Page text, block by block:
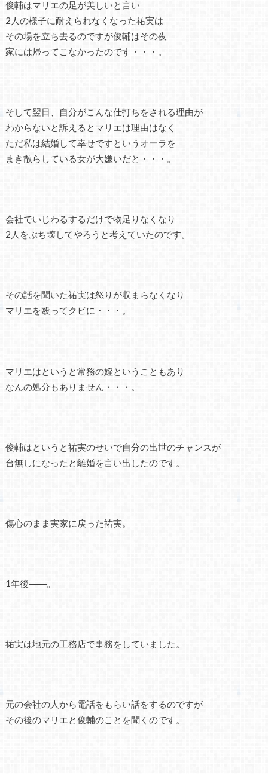
俊輔はマリエの足が美しいと言い
2人の様子に耐えられなくなった祐実は
その場を立ち去るのですが俊輔はその夜
家には帰ってこなかったのです・・・。
そして翌日、自分がこんな仕打ちをされる理由が
わからないと訴えるとマリエは理由はなく
ただ私は結婚して幸せですというオーラを
まき散らしている女が大嫌いだと・・・。
会社でいじわるするだけで物足りなくなり
2人をぶち壊してやろうと考えていたのです。
その話を聞いた祐実は怒りが収まらなくなり
マリエを殴ってクビに・・・。
マリエはというと常務の姪ということもあり
なんの処分もありません・・・。
俊輔はというと祐実のせいで自分の出世のチャンスが
台無しになったと離婚を言い出したのです。
傷心のまま実家に戻った祐実。
1年後――。
祐実は地元の工務店で事務をしていました。
元の会社の人から電話をもらい話をするのですが
その後のマリエと俊輔のことを聞くのです。